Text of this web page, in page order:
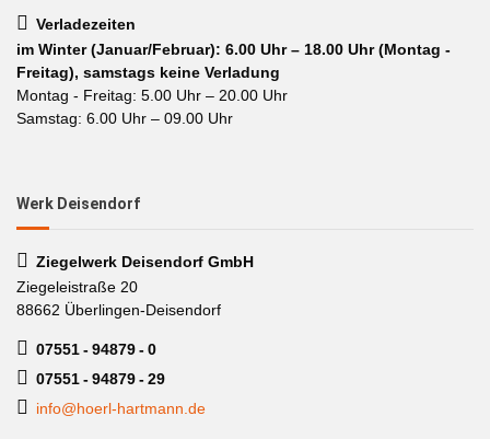
Verladezeiten
im Winter (Januar/Februar): 6.00 Uhr – 18.00 Uhr (Montag -
Freitag), samstags keine Verladung
Montag - Freitag: 5.00 Uhr – 20.00 Uhr
Samstag: 6.00 Uhr – 09.00 Uhr
Werk Deisendorf
Ziegelwerk Deisendorf GmbH
Ziegeleistraße 20
88662 Überlingen-Deisendorf
07551 - 94879 - 0
07551 - 94879 - 29
info@hoerl-hartmann.de